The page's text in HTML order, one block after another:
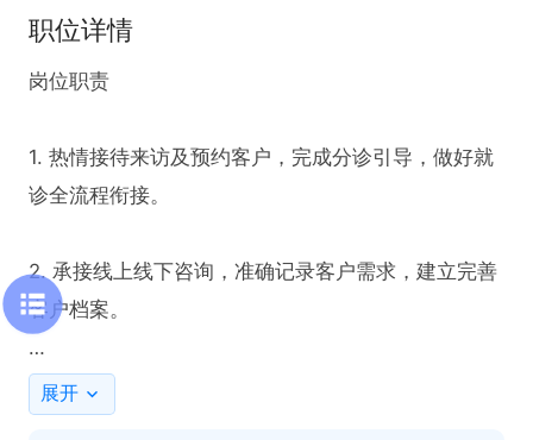
职位详情
岗位职责
1. 热情接待来访及预约客户，完成分诊引导，做好就
诊全流程衔接。
2. 承接线上线下咨询，准确记录客户需求，建立完善
客户档案。
3. 负责日常预约管理、术后客户回访，提升客户复诊
展开